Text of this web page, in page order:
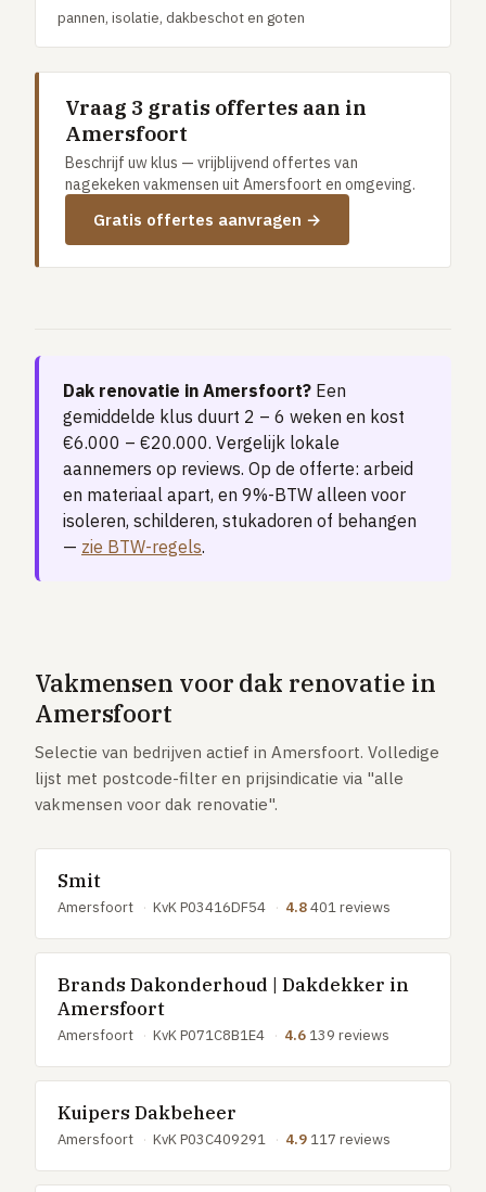
Tuin aanleg of renovatie
CV-ketel vervangen
Warmtepomp plaatsen
Vloerverwarming aanleggen
Thermostaat installeren
Spouwmuur isoleren
ELEKTRA
Groepenkast vervangen
Elektra uitbreiden
Volledig overzicht — alle 23 klussen & prijsranges →
23 klussen · publieke ranking
Eerlijke-prijs-checker
Besparingscalculator
Subsidie-checker
Over ons
Inloggen
pannen, isolatie, dakbeschot en goten
Vraag 3 gratis offertes aan in
Amersfoort
Beschrijf uw klus — vrijblijvend offertes van
nagekeken vakmensen uit Amersfoort en omgeving.
Gratis offertes aanvragen →
Dak renovatie in Amersfoort? Een
gemiddelde klus duurt 2 – 6 weken en kost
€6.000 – €20.000. Vergelijk lokale
aannemers op reviews. Op de offerte: arbeid
en materiaal apart, en 9%-BTW alleen voor
isoleren, schilderen, stukadoren of behangen
— zie BTW-regels.
Vakmensen voor dak renovatie in
Amersfoort
Selectie van bedrijven actief in Amersfoort. Volledige
lijst met postcode-filter en prijsindicatie via "alle
vakmensen voor dak renovatie".
Smit
Amersfoort · KvK P03416DF54 · 4.8401 reviews
Brands Dakonderhoud | Dakdekker in
Amersfoort
Amersfoort · KvK P071C8B1E4 · 4.6 139 reviews
Kuipers Dakbeheer
Amersfoort · KvK P03C409291 · 4.9 117 reviews